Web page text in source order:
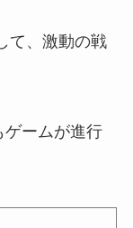
て、激動の戦
ゲームが進行